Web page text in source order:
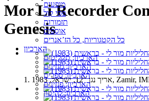
מופעים
פסי קול
תזמורות
אוספים
כל הקטגוריות, כל הז’אנרים
הארכיון
הארכיון: תקליטים
הארכיון: מגזינים
הארכיון: ספרים
הארכיון: פנזינים
הארכיון: להיטון
Mor Li Recorder
Genesis